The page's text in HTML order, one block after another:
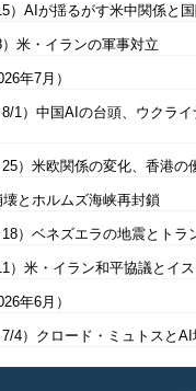
）AIが揺るがす米中関係と
米・イランの軍事対立
年7月）
1）中国AIの台頭、ウクラ
）米欧関係の変化、香港の
とホルムズ海峡再封鎖
）ベネズエラの地震とトラ
）米・イラン和平協議とイ
年6月）
4）クロード・ミュトスとAI